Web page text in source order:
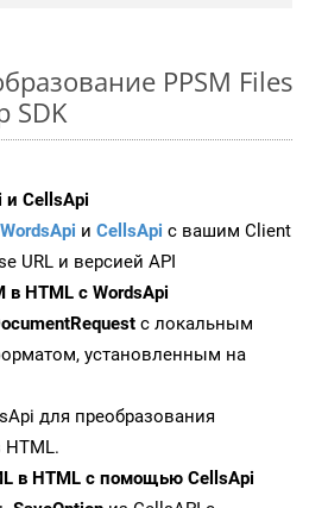
PPSM Files
SDK
и CellsApi
WordsApi и CellsApi с вашим Client
URL и версией API
в HTML с WordsApi
с локальным
установленным на
для преобразования
HTML.
в HTML с помощью CellsApi